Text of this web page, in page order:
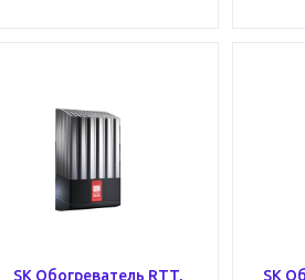
SK Обогреватель RTT,
SK